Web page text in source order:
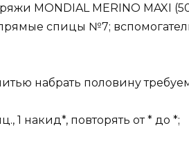
MONDIAL MERINO MAXI
спицы №7;
набрать половину
1 накид*, повторять от * до *;